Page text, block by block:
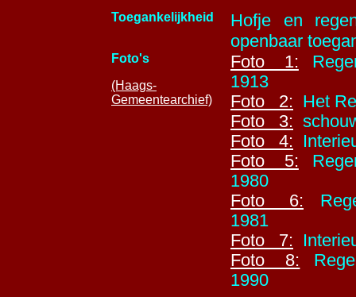
Toegankelijkheid
Hofje en
openbaar
Foto's
(Haags-
Gemeentearchief)
Foto 1:
1913
Foto 2: Het
Foto 3:
Foto 4:
Foto 5:
1980
Foto 6:
1981
Foto 7:
Foto 8:
1990